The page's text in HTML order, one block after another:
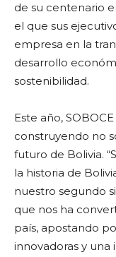
de su centenario
el que sus
empresa en la
desarrollo
sostenibilidad.
Este año,
construyendo no
futuro de Bolivia.
la historia de
nuestro segundo
que nos ha
país, apostando
innovadoras y